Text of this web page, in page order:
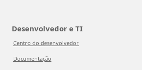
Desenvolvedor e TI
Centro do desenvolvedor
Documentação